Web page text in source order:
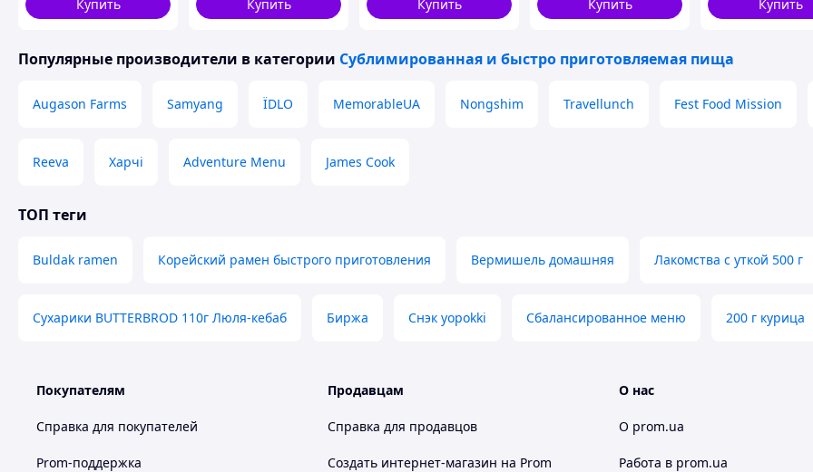
Лучшее качество
Купить
Купить
Купить
Nes22/Q
Купить Купить
Популярные производители в категории Сублимированная и быстро приготовляемая пища
Augason Farms Samyang ЇDLO MemorableUA Nongshim Travellunch Fest Food Mission
Reeva Харчі Adventure Menu James Cook
ТОП теги
Buldak ramen Корейский рамен быстрого приготовления Вермишель домашняя Лакомства с уткой 500 г
Сухарики BUTTERBROD 110г Люля-кебаб Биржа Снэк yopokki Сбалансированное меню 200 г курица
Покупателям
Справка для покупателей
Prom-поддержка
Продавцам
Справка для продавцов
Создать интернет-магазин на Prom
О нас
О prom.ua
Работа в prom.ua